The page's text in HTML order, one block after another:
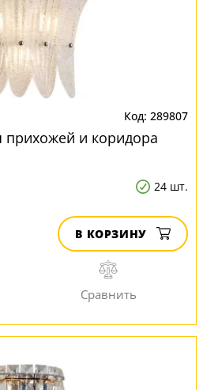
289807
прихожей и коридора
24 шт.
В КОРЗИНУ